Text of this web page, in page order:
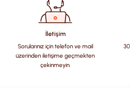
Ürün fiyatı diğer sitelerden daha
Bu ürüne benzer farklı alternatifler
İletişim
Sorularınız için telefon ve mail
üzerinden iletişime geçmekten
çekinmeyin.